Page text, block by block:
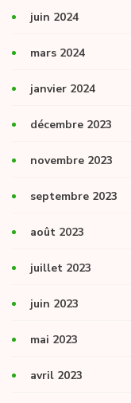
juin 2024
mars 2024
janvier 2024
décembre 2023
novembre 2023
septembre 2023
août 2023
juillet 2023
juin 2023
mai 2023
avril 2023